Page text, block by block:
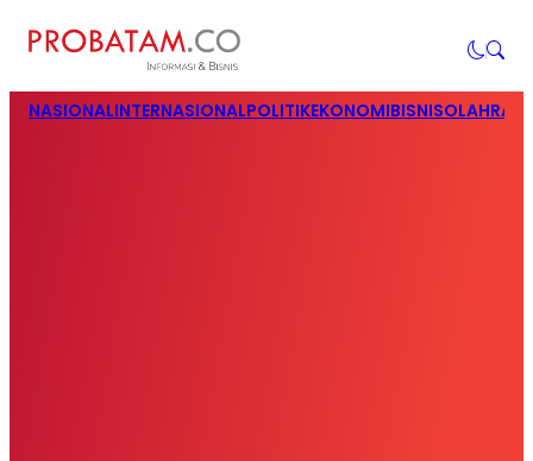
NASIONALINTERNASIONALPOLITIKEKONOMIBISNIS